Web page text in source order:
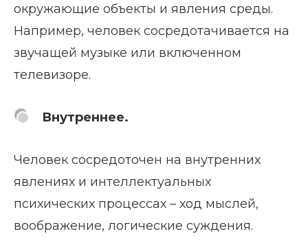
окружающие объекты и явления среды.
Например, человек сосредотачивается на
звучащей музыке или включенном
телевизоре.
Внутреннее.
Человек сосредоточен на внутренних
явлениях и интеллектуальных
психических процессах – ход мыслей,
воображение, логические суждения.